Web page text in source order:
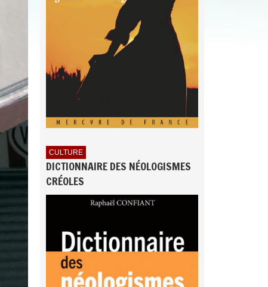
CULTURE
DICTIONNAIRE DES NÉOLOGISMES
CRÉOLES